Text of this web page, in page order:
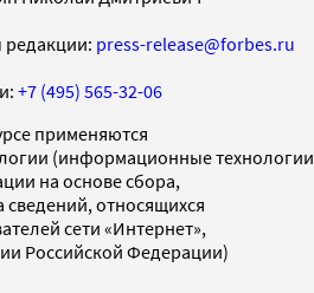
редакции: press-release@forbes.ru
+7 (495) 565-32-06
применяются
(информационные технологии
на основе сбора,
сведений, относящихся
сети «Интернет»,
Российской Федерации)